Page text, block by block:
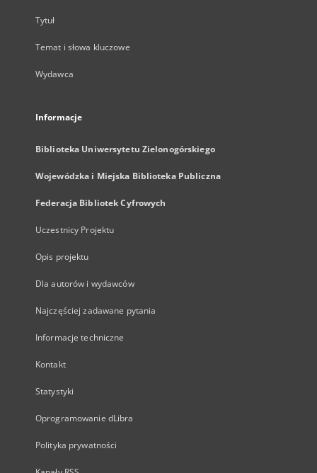
Tytuł
Temat i słowa kluczowe
Wydawca
Informacje
Biblioteka Uniwersytetu Zielonogórskiego
Wojewódzka i Miejska Biblioteka Publiczna
Federacja Bibliotek Cyfrowych
Uczestnicy Projektu
Opis projektu
Dla autorów i wydawców
Najczęściej zadawane pytania
Informacje techniczne
Kontakt
Statystyki
Oprogramowanie dLibra
Polityka prywatności